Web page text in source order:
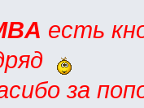
есть
за